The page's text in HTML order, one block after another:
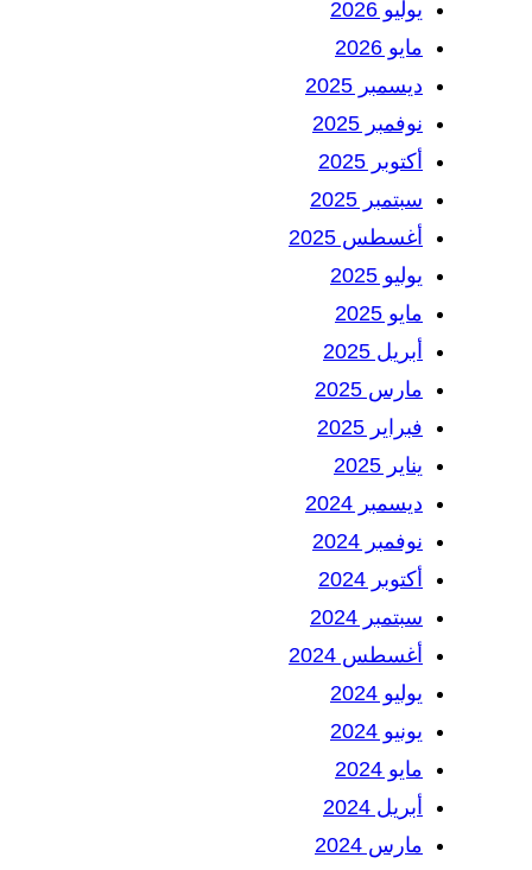
يوليو 2026
مايو 2026
ديسمبر 2025
نوفمبر 2025
أكتوبر 2025
سبتمبر 2025
أغسطس 2025
يوليو 2025
مايو 2025
أبريل 2025
مارس 2025
فبراير 2025
يناير 2025
ديسمبر 2024
نوفمبر 2024
أكتوبر 2024
سبتمبر 2024
أغسطس 2024
يوليو 2024
يونيو 2024
مايو 2024
أبريل 2024
مارس 2024